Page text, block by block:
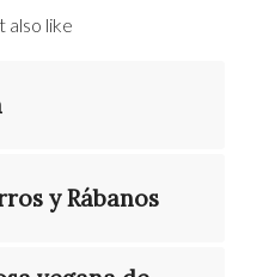
also like
y Rábanos